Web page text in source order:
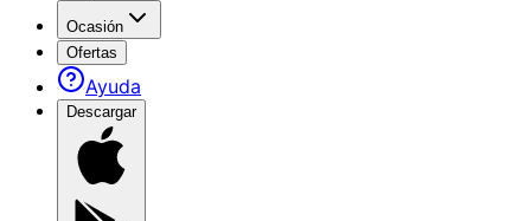
Ocasión
Ofertas
Ayuda
Descargar